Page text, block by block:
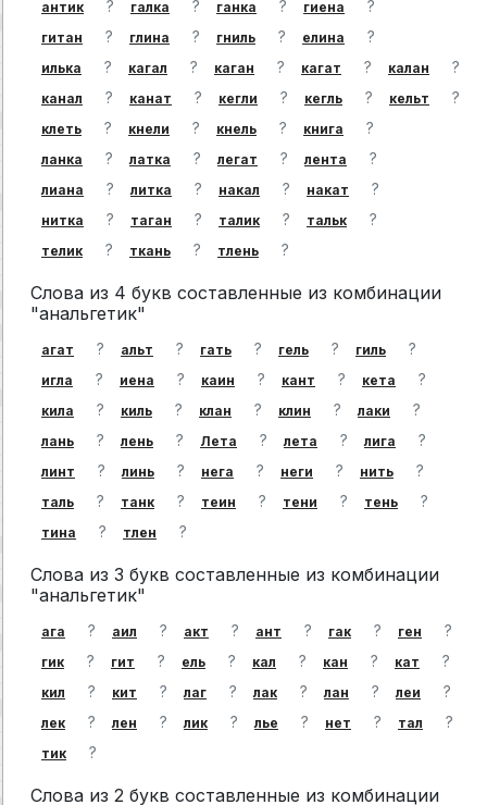
антик ? галка ? ганка ? гиена ?
гитан ? глина ? гниль ? елина ?
илька ? кагал ? каган ? кагат ? калан ?
канал ? канат ? кегли ? кегль ? кельт ?
клеть ? кнели ? кнель ? книга ?
ланка ? латка ? легат ? лента ?
лиана ? литка ? накал ? накат ?
нитка ? таган ? талик ? тальк ?
телик ? ткань ? тлень ?
Слова из 4 букв составленные из комбинации
"анальгетик"
агат ? альт ? гать ? гель ? гиль ?
игла ? иена ? каин ? кант ? кета ?
кила ? киль ? клан ? клин ? лаки ?
лань ? лень ? Лета ? лета ? лига ?
линт ? линь ? нега ? неги ? нить ?
таль ? танк ? теин ? тени ? тень ?
тина ? тлен ?
Слова из 3 букв составленные из комбинации
"анальгетик"
ага ? аил ? акт ? ант ? гак ? ген ?
гик ? гит ? ель ? кал ? кан ? кат ?
кил ? кит ? лаг ? лак ? лан ? леи ?
лек ? лен ? лик ? лье ? нет ? тал ?
тик ?
Слова из 2 букв составленные из комбинации